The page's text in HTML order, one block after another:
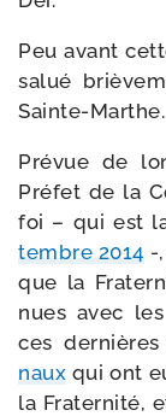
Peu avant
salué
Sainte-Marthe.
Prévue de
Préfet de la
foi – qui est
tembre 2014-,
que la
nues avec
ces
naux qui ont
la Fraternité,